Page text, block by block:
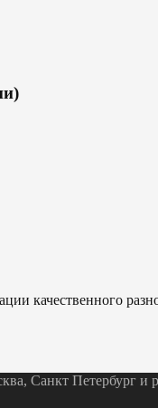
качественного
Санкт Петербург и